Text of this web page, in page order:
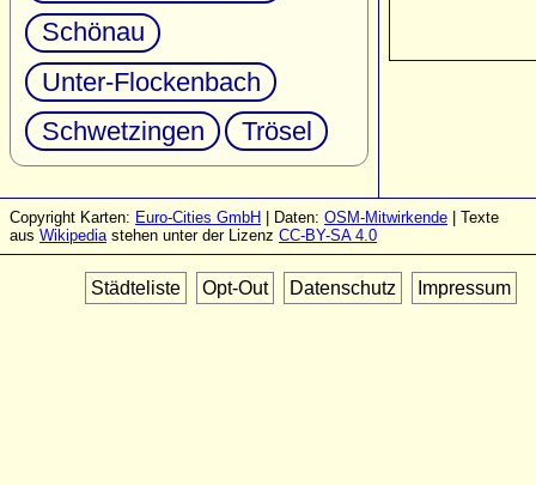
Schönau
Unter-Flockenbach
Schwetzingen
Trösel
Copyright Karten: Euro-Cities GmbH | Daten: OSM-Mitwirkende | Texte
aus Wikipediastehen unter der Lizenz CC-BY-SA 4.0
Städteliste Opt-Out Datenschutz Impressum